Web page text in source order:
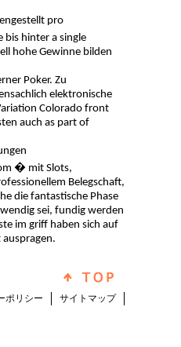
pro
bis hinter a single
hohe Gewinne bilden
Poker. Zu
elektronische
Colorado front
auch as part of
� mit Slots,
Belegschaft,
die fantastische Phase
sei, fundig werden
im griff haben sich auf
ポリシー サイトマップ